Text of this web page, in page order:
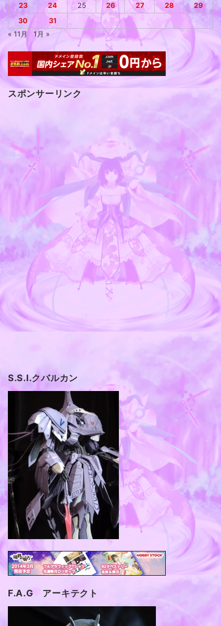
23
24 25 26 27 28
29
30
31
« 11月
1月 »
スポンサーリンク
S.S.I.クバルカン
F.A.G アーキテクト